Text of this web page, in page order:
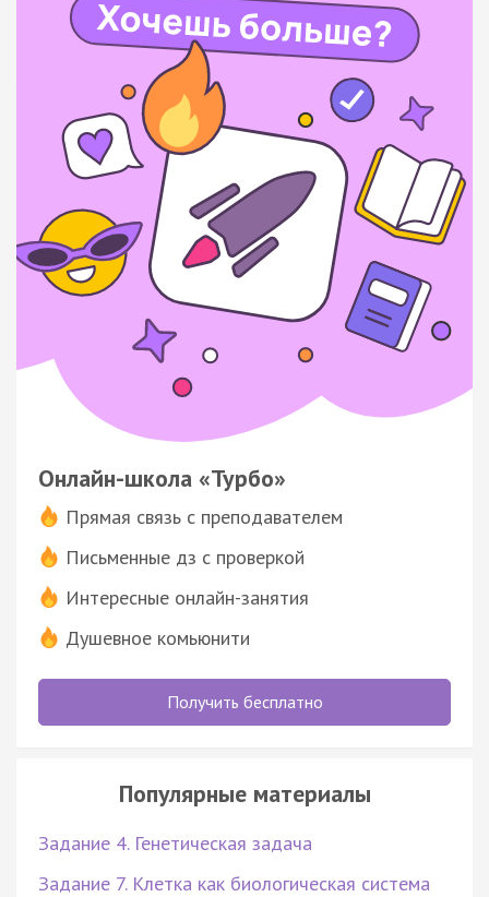
Онлайн-школа «Турбо»
Прямая связь с преподавателем
Письменные дз с проверкой
Интересные онлайн-занятия
Душевное комьюнити
Получить бесплатно
Популярные материалы
Задание 4. Генетическая задача
Задание 7. Клетка как биологическая система